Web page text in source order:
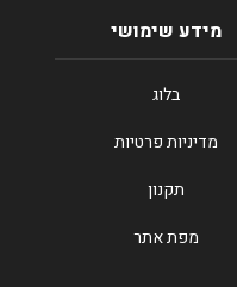
מידע שימושי
בלוג
מדיניות פרטיות
תקנון
מפת אתר